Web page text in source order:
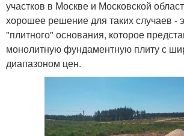
участков в Москве и Московской
хорошее решение для таких случаев -
"плитного" основания, которое
монолитную фундаментную плиту с
диапазоном цен.